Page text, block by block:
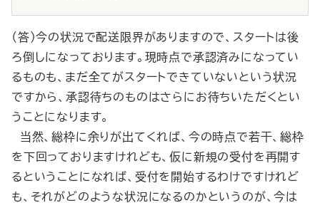
（答）今の状況で配送限界がありますので、スタートは後
ろ倒しになっております。現時点で承認済みになってい
るものも、まだ全てがスタートできていないという状況
ですから、承認待ちのものはさらにお待ちいただくとい
うことになります。
当然、総枠に余りが出てくれば、今の時点で若干、総枠
を下回っておりますけれども、仮に新規の受付を再開す
るということになれば、受付を開始するわけですけれど
も、それがどのような状況になるのかというのが、今は